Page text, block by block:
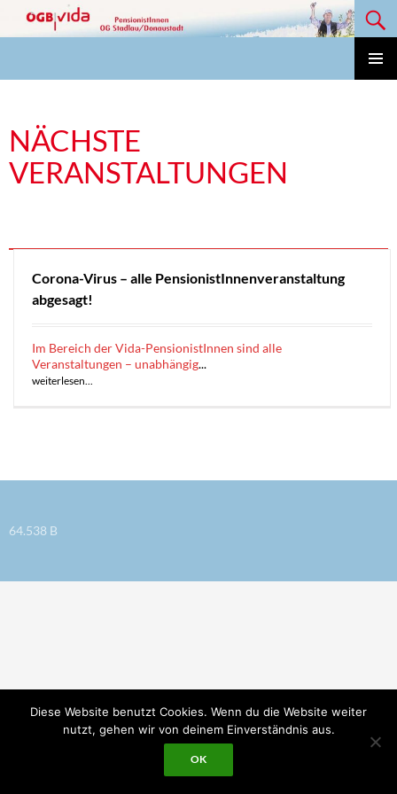
Inhalt
NÄCHSTE
VERANSTALTUNGEN
Corona-Virus – alle PensionistInnenveranstaltung
abgesagt!
Im Bereich der Vida-PensionistInnen sind alle
Veranstaltungen – unabhängig...
weiterlesen...
Beitragsnavigation
64.538 B
Diese Website benutzt Cookies. Wenn du die Website weiter
nutzt, gehen wir von deinem Einverständnis aus.
OK